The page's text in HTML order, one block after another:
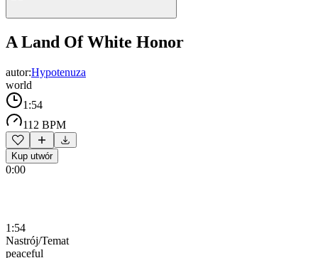
A Land Of White Honor
autor:Hypotenuza
world
1:54
112 BPM
Kup utwór
0:00
1:54
Nastrój/Temat
peaceful